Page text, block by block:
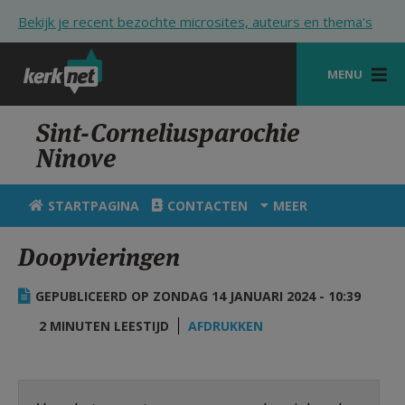
Bekijk je recent bezochte microsites, auteurs en thema's
MENU
STARTPAGINA
KERK
VIERINGEN
ZOEKEN
Sint-Corneliusparochie
Ninove
STARTPAGINA CONTACTEN MEER
Doopvieringen
GEPUBLICEERD OP ZONDAG 14 JANUARI 2024 - 10:39
2 MINUTEN LEESTIJD
AFDRUKKEN